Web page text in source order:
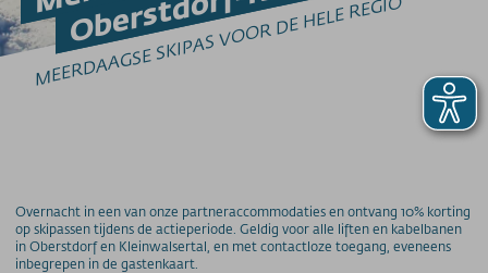
Downloads
Feedback
Fundbüro
Webcams
WLAN
MEERDAAGSE SKIPAS VOOR DE HELE REGIO
Overnacht in een van onze partneraccommodaties en ontvang 10% korting
op skipassen tijdens de actieperiode. Geldig voor alle liften en kabelbanen
in Oberstdorf en Kleinwalsertal, en met contactloze toegang, eveneens
inbegrepen in de gastenkaart.